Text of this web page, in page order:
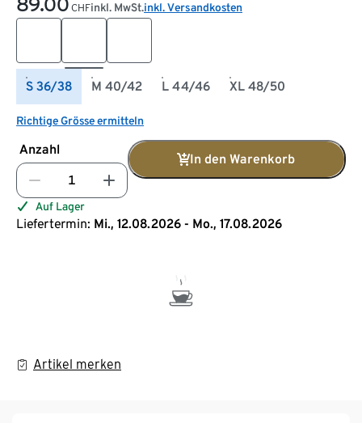
CHFinkl. MwSt.inkl. Versandkosten
S 36/38 M 40/42 L 44/46 XL 48/50
Richtige Grösse ermitteln
Anzahl
In den Warenkorb
Auf Lager
Liefertermin: Mi., 12.08.2026 - Mo., 17.08.2026
Artikel merken